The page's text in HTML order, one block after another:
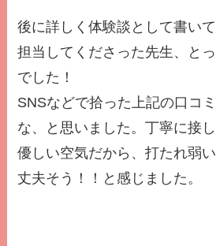
後に詳しく体験談として書いて
担当してくださった先生、と
でした！
SNSなどで拾った上記の口コ
な、と思いました。丁寧に接
優しい空気だから、打たれ弱
丈夫そう！！と感じました。